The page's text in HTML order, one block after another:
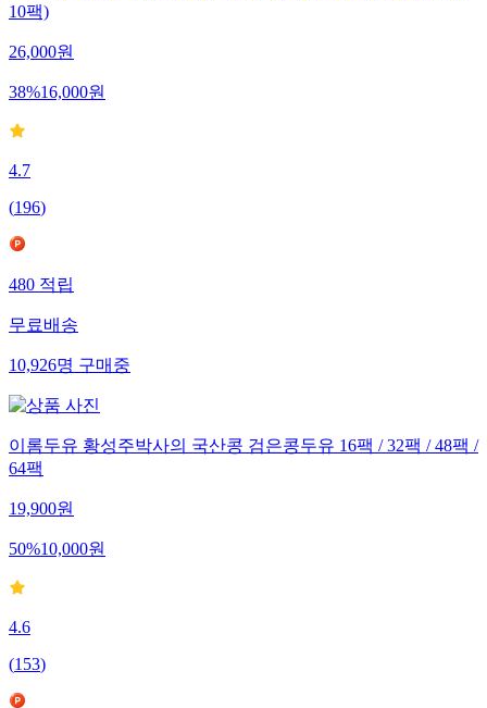
10팩)
26,000원
38%16,000원
4.7
(196)
480적립
무료배송
10,926명구매중
이롬두유 황성주박사의 국산콩 검은콩두유 16팩 / 32팩 / 48팩 /
64팩
19,900원
50%10,000원
4.6
(153)